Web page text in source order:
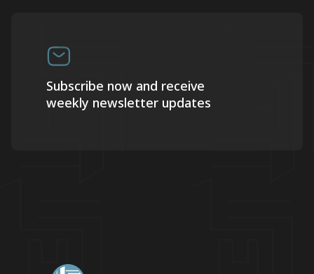
Subscribe now and receive
weekly newsletter updates